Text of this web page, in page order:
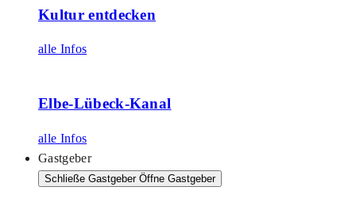
Kultur entdecken
alle Infos
Elbe-Lübeck-Kanal
alle Infos
Gastgeber
Schließe Gastgeber Öffne Gastgeber